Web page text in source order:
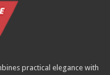
practical elegance with